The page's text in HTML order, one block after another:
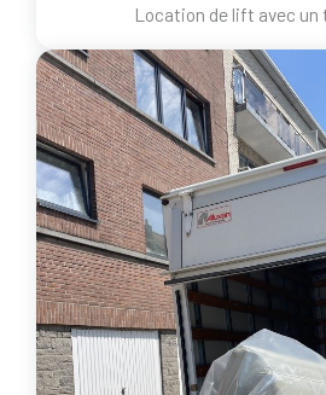
Location de lift avec un